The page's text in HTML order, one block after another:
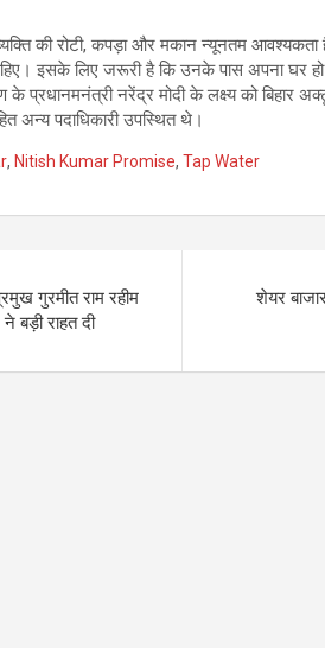
की रोटी, कपड़ा और मकान न्यूनतम
इसके लिए जरूरी है कि उनके पास अपना घर
के प्रधानमनंत्री नरेंद्र मोदी के लक्ष्य को बिहार
अन्य पदाधिकारी उपस्थित थे।
, Nitish Kumar Promise, Tap Water
गुरमीत राम रहीम
बड़ी राहत दी
शेयर